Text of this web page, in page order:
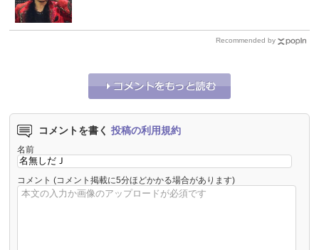
Recommended by
コメントを書く 投稿の利用規約
名前
コメント (コメント掲載に5分ほどかかる場合があります)